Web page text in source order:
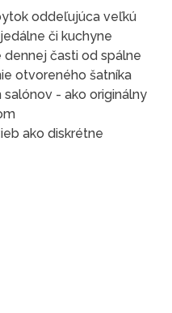
oddeľujúca veľkú
či kuchyne
časti od spálne
otvoreného šatníka
- ako originálny
ako diskrétne